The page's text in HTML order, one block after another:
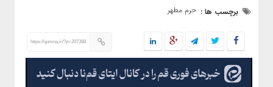
برچسب ها : حرم مطهر
https://qomna.ir/?p=207388